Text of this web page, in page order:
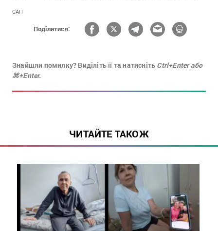
САП
Поділитися:
Знайшли помилку? Виділіть її та натисніть Ctrl+Enter або
⌘+Enter.
ЧИТАЙТЕ ТАКОЖ